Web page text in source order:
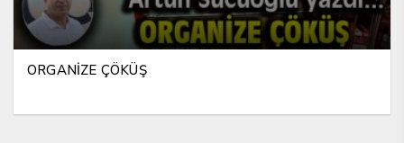
ORGANİZE ÇÖKÜŞ